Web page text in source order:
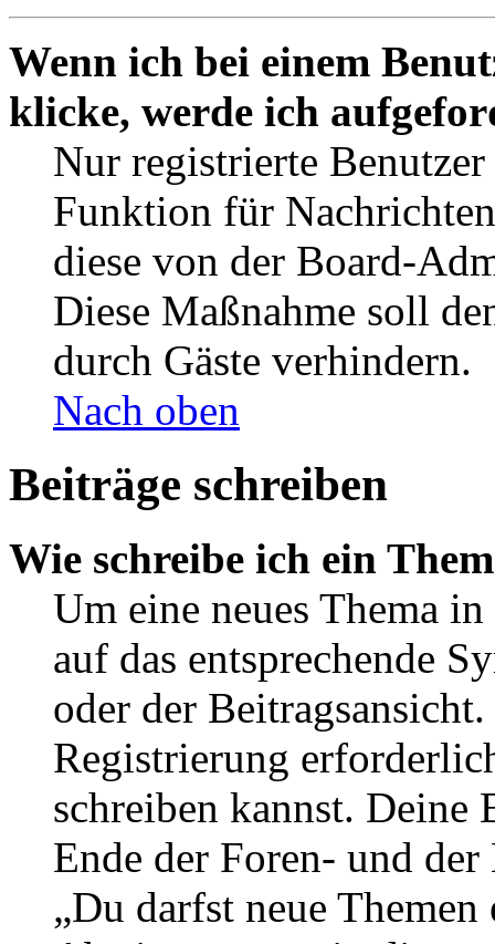
Wenn ich bei einem
klicke, werde ich
Nur registrierte
Funktion für
diese von der Board-
Diese Maßnahme soll
durch Gäste verhindern.
Nach oben
Beiträge schreiben
Wie schreibe ich ein
Um eine neues Thema
auf das entsprechende
oder der
Registrierung
schreiben kannst. Deine
Ende der Foren- und
„Du darfst neue